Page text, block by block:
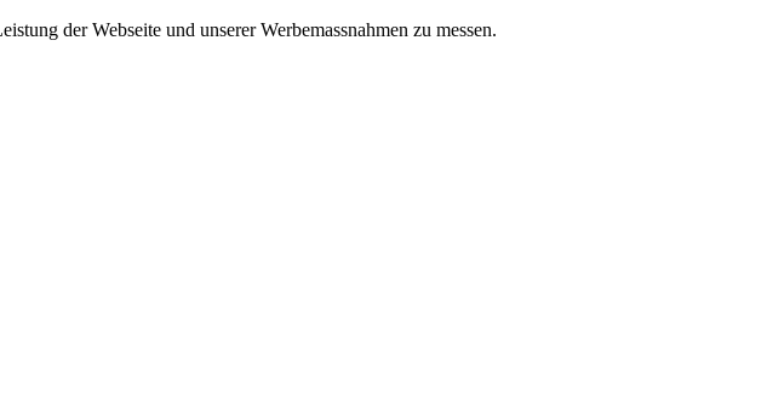
der Webseite und unserer Werbemassnahmen zu messen.